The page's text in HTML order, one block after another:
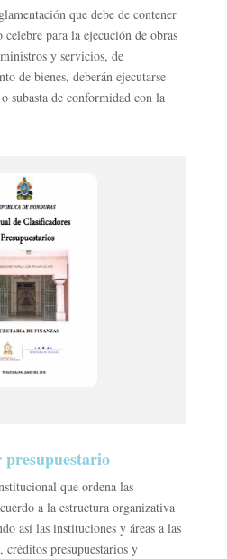
que debe de contener
para la ejecución de obras
y servicios, de
de bienes, deberán ejecutarse
subasta de conformidad con la
que ordena las
a la estructura organizativa
así las instituciones y áreas a las
créditos presupuestarios y